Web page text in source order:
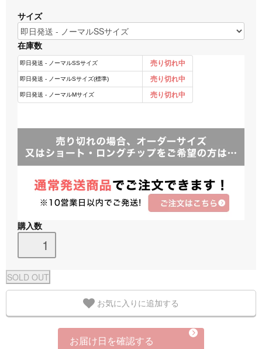
サイズ
在庫数
購入数
お気に入りに追加する
お届け日を確認する